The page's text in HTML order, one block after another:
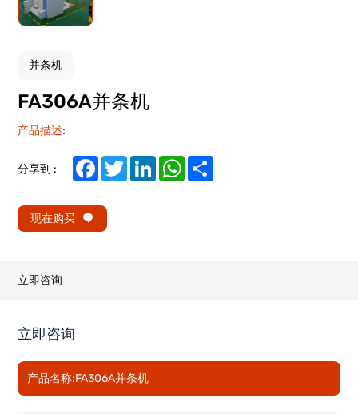
并条机
FA306A并条机
产品描述:
分享到 : FacebookTwitterLinkedInWhatsApp
现在购买
立即咨询
立即咨询